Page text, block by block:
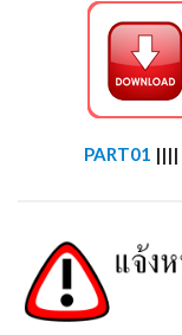
PART01 ||||